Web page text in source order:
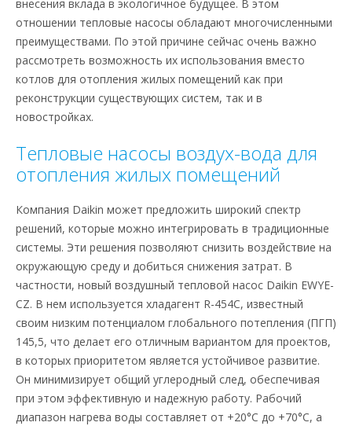
внесения вклада в экологичное будущее. В этом
отношении тепловые насосы обладают многочисленными
преимуществами. По этой причине сейчас очень важно
рассмотреть возможность их использования вместо
котлов для отопления жилых помещений как при
реконструкции существующих систем, так и в
новостройках.
Тепловые насосы воздух-вода для
отопления жилых помещений
Компания Daikin может предложить широкий спектр
решений, которые можно интегрировать в традиционные
системы. Эти решения позволяют снизить воздействие на
окружающую среду и добиться снижения затрат. В
частности, новый воздушный тепловой насос Daikin EWYE-
CZ. В нем используется хладагент R-454C, известный
своим низким потенциалом глобального потепления (ПГП)
145,5, что делает его отличным вариантом для проектов,
в которых приоритетом является устойчивое развитие.
Он минимизирует общий углеродный след, обеспечивая
при этом эффективную и надежную работу. Рабочий
диапазон нагрева воды составляет от +20°C до +70°C, а